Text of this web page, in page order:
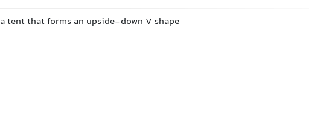
a tent that forms an upside-down V shape